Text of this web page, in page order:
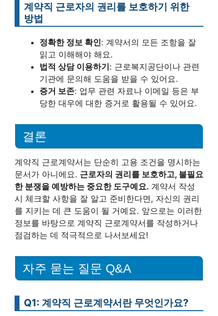
계약직 근로자의 권리를 보호하기 위한
방법
정확한 정보 확인: 계약서의 모든 조항을 잘
읽고 이해해야 해요.
법적 상담 이용하기 : 근로복지공단이나 관련
기관에 문의해 도움을 받을 수 있어요.
증거 보존: 업무 관련 자료나 이메일 등은 부
당한 대우에 대한 증거로 활용될 수 있어요.
결론
계약직 근로계약서는 단순히 고용 조건을 명시하는
문서가 아니에요. 근로자의 권리를 보호하고, 불필요
한 분쟁을 예방하는 중요한 도구예요. 계약서 작성
시 체크할 사항을 잘 알고 준비한다면, 자신의 권리
를 지키는 데 큰 도움이 될 거예요. 앞으로는 이러한
정보를 바탕으로 계약직 근로계약서를 작성하거나
점검하는 데 적극적으로 나서보세요!
자주 묻는 질문 Q&A
Q1: 계약직 근로계약서란 무엇인가요?